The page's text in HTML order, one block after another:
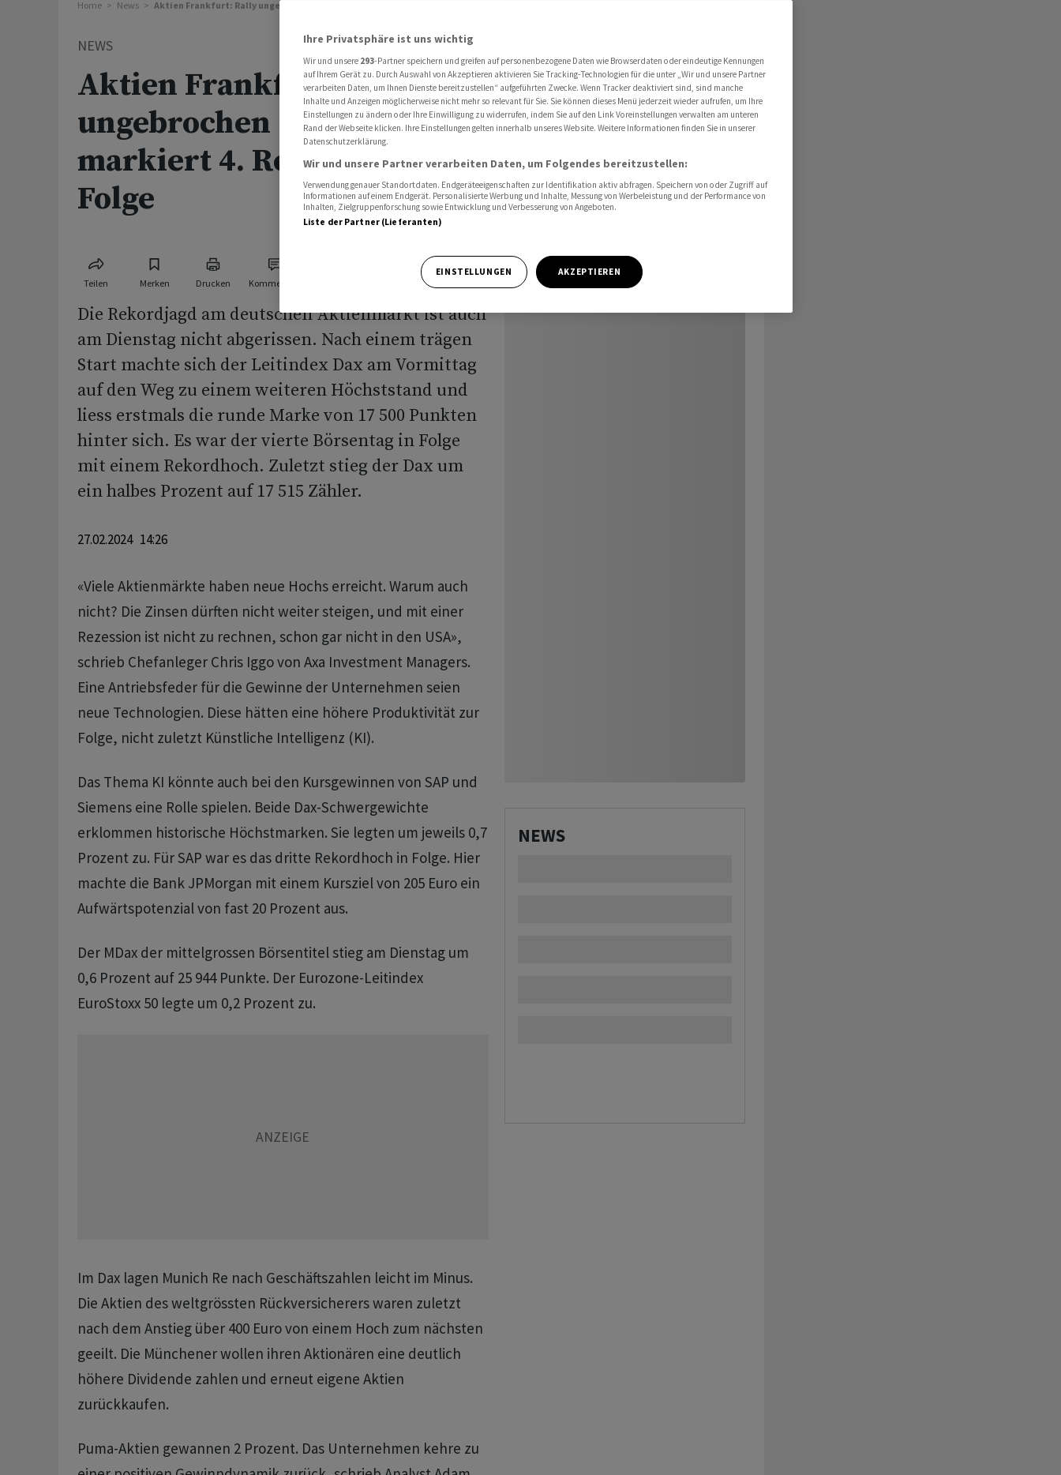
Home News Aktien Frankfurt: Rally ungebrochen - Dax markiert 4. Rekordhoch in Folge
NEWS
Aktien Frankfurt: Rally
ungebrochen - Dax
markiert 4. Rekordhoch in
Folge
Teilen Merken Drucken Kommentare
Die Rekordjagd am deutschen Aktienmarkt ist auch
am Dienstag nicht abgerissen. Nach einem trägen
Start machte sich der Leitindex Dax am Vormittag
auf den Weg zu einem weiteren Höchststand und
liess erstmals die runde Marke von 17 500 Punkten
hinter sich. Es war der vierte Börsentag in Folge
mit einem Rekordhoch. Zuletzt stieg der Dax um
ein halbes Prozent auf 17 515 Zähler.
27.02.2024 14:26
«Viele Aktienmärkte haben neue Hochs erreicht. Warum auch
nicht? Die Zinsen dürften nicht weiter steigen, und mit einer
Rezession ist nicht zu rechnen, schon gar nicht in den USA»,
schrieb Chefanleger Chris Iggo von Axa Investment Managers.
Eine Antriebsfeder für die Gewinne der Unternehmen seien
neue Technologien. Diese hätten eine höhere Produktivität zur
Folge, nicht zuletzt Künstliche Intelligenz (KI).
Das Thema KI könnte auch bei den Kursgewinnen von SAP und
Siemens eine Rolle spielen. Beide Dax-Schwergewichte
erklommen historische Höchstmarken. Sie legten um jeweils 0,7
Prozent zu. Für SAP war es das dritte Rekordhoch in Folge. Hier
machte die Bank JPMorgan mit einem Kursziel von 205 Euro ein
Aufwärtspotenzial von fast 20 Prozent aus.
Der MDax der mittelgrossen Börsentitel stieg am Dienstag um
0,6 Prozent auf 25 944 Punkte. Der Eurozone-Leitindex
EuroStoxx 50 legte um 0,2 Prozent zu.
Im Dax lagen Munich Re nach Geschäftszahlen leicht im Minus.
Die Aktien des weltgrössten Rückversicherers waren zuletzt
nach dem Anstieg über 400 Euro von einem Hoch zum nächsten
geeilt. Die Münchener wollen ihren Aktionären eine deutlich
höhere Dividende zahlen und erneut eigene Aktien
zurückkaufen.
Puma-Aktien gewannen 2 Prozent. Das Unternehmen kehre zu
NEWS
Ihre Privatsphäre ist uns wichtig
Wir und unsere 293-Partner speichern und greifen auf personenbezogene Daten wie Browserdaten oder eindeutige Kennungen
auf Ihrem Gerät zu. Durch Auswahl von Akzeptieren aktivieren Sie Tracking-Technologien für die unter „Wir und unsere Partner
verarbeiten Daten, um Ihnen Dienste bereitzustellen“ aufgeführten Zwecke. Wenn Tracker deaktiviert sind, sind manche
Inhalte und Anzeigen möglicherweise nicht mehr so relevant für Sie. Sie können dieses Menü jederzeit wieder aufrufen, um Ihre
Einstellungen zu ändern oder Ihre Einwilligung zu widerrufen, indem Sie auf den Link Voreinstellungen verwalten am unteren
Rand der Webseite klicken. Ihre Einstellungen gelten innerhalb unseres Website. Weitere Informationen finden Sie in unserer
Datenschutzerklärung.
Wir und unsere Partner verarbeiten Daten, um Folgendes bereitzustellen:
Verwendung genauer Standortdaten. Endgeräteeigenschaften zur Identifikation aktiv abfragen. Speichern von oder Zugriff auf
Informationen auf einem Endgerät. Personalisierte Werbung und Inhalte, Messung von Werbeleistung und der Performance von
Inhalten, Zielgruppenforschung sowie Entwicklung und Verbesserung von Angeboten.
Liste der Partner (Lieferanten)
EINSTELLUNGEN AKZEPTIEREN